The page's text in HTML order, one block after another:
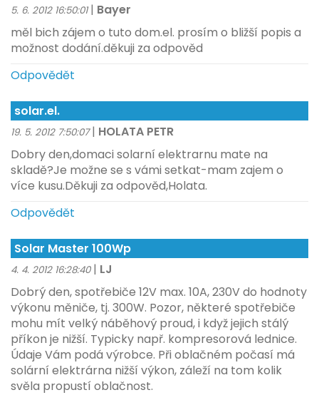
5. 6. 2012 16:50:01 | Bayer
měl bich zájem o tuto dom.el. prosím o bližší popis a
možnost dodání.děkuji za odpověd
Odpovědět
solar.el.
19. 5. 2012 7:50:07 | HOLATA PETR
Dobry den,domaci solarní elektrarnu mate na
skladě?Je možne se s vámi setkat-mam zajem o
více kusu.Děkuji za odpověd,Holata.
Odpovědět
Solar Master 100Wp
4. 4. 2012 16:28:40 | LJ
Dobrý den, spotřebiče 12V max. 10A, 230V do hodnoty
výkonu měniče, tj. 300W. Pozor, některé spotřebiče
mohu mít velký náběhový proud, i když jejich stálý
příkon je nižší. Typicky např. kompresorová lednice.
Údaje Vám podá výrobce. Při oblačném počasí má
solární elektrárna nižší výkon, záleží na tom kolik
svěla propustí oblačnost.